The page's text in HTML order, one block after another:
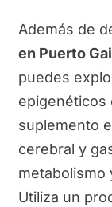
Además de
en Puerto
puedes
epigenéticos
suplemento
cerebral y
metabolismo
Utiliza un